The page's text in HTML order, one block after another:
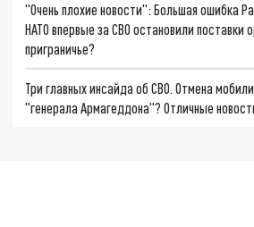
"Очень плохие новости": Большая ошибка
НАТО впервые за СВО остановили поставки
приграничье?
Три главных инсайда об СВО. Отмена
"генерала Армагеддона"? Отличные